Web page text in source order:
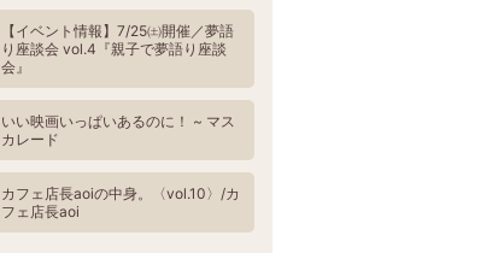
【イベント情報】7/25㈯開催／夢語
り座談会 vol.4『親子で夢語り座談
会』
いい映画いっぱいあるのに！ ~ マス
カレード
カフェ店長aoiの中身。〈vol.10〉/カ
フェ店長aoi